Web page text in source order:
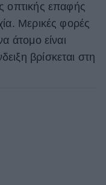
οπτικής επαφής
Μερικές φορές
άτομο είναι
βρίσκεται στη